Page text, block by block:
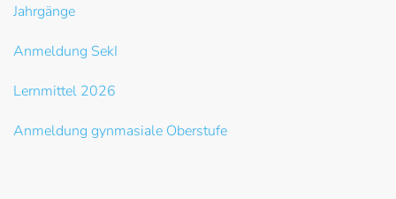
Jahrgänge
Anmeldung SekI
Lernmittel 2026
Anmeldung gynmasiale Oberstufe